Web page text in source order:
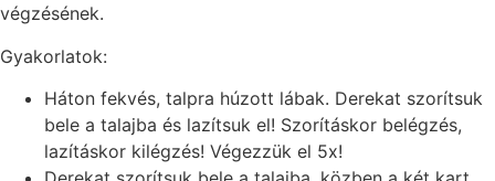
végzésének.
Gyakorlatok:
Háton fekvés, talpra húzott lábak. Derekat szorítsuk
bele a talajba és lazítsuk el! Szorításkor belégzés,
lazításkor kilégzés! Végezzük el 5x!